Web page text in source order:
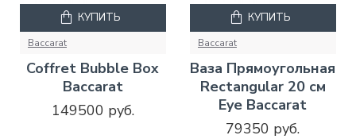
Baccarat
Coffret Bubble Box
Baccarat
149500 руб.
КУПИТЬ
Baccarat
Ваза Прямоугольная
Rectangular 20 см
Eye Baccarat
79350 руб.
КУПИТЬ